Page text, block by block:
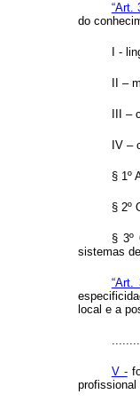
“Art.
do
I -
II –
III –
IV –
§ 1º
§ 2º
§ 3º
sistemas
“Art.
local e a
V -
profissional